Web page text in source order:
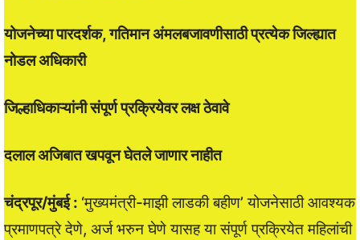
योजनेच्या पारदर्शक, गतिमान अंमलबजावणीसाठी प्रत्येक जिल्ह्यात
नोडल अधिकारी
जिल्हाधिकाऱ्यांनी संपूर्ण प्रक्रियेवर लक्ष ठेवावे
दलाल अजिबात खपवून घेतले जाणार नाहीत
चंद्रपूर/मुंबई : ‘मुख्यमंत्री-माझी लाडकी बहीण’ योजनेसाठी आवश्यक
प्रमाणपत्रे देणे, अर्ज भरुन घेणे यासह या संपूर्ण प्रक्रियेत महिलांची